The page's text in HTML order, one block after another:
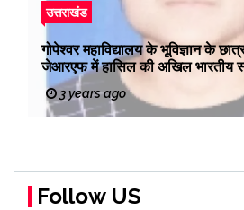
उत्तराखंड
गोपेश्वर महाविद्यालय के भूविज्ञान के
जेआरएफ में हासिल की अखिल भारतीय
3 years ago
Follow US